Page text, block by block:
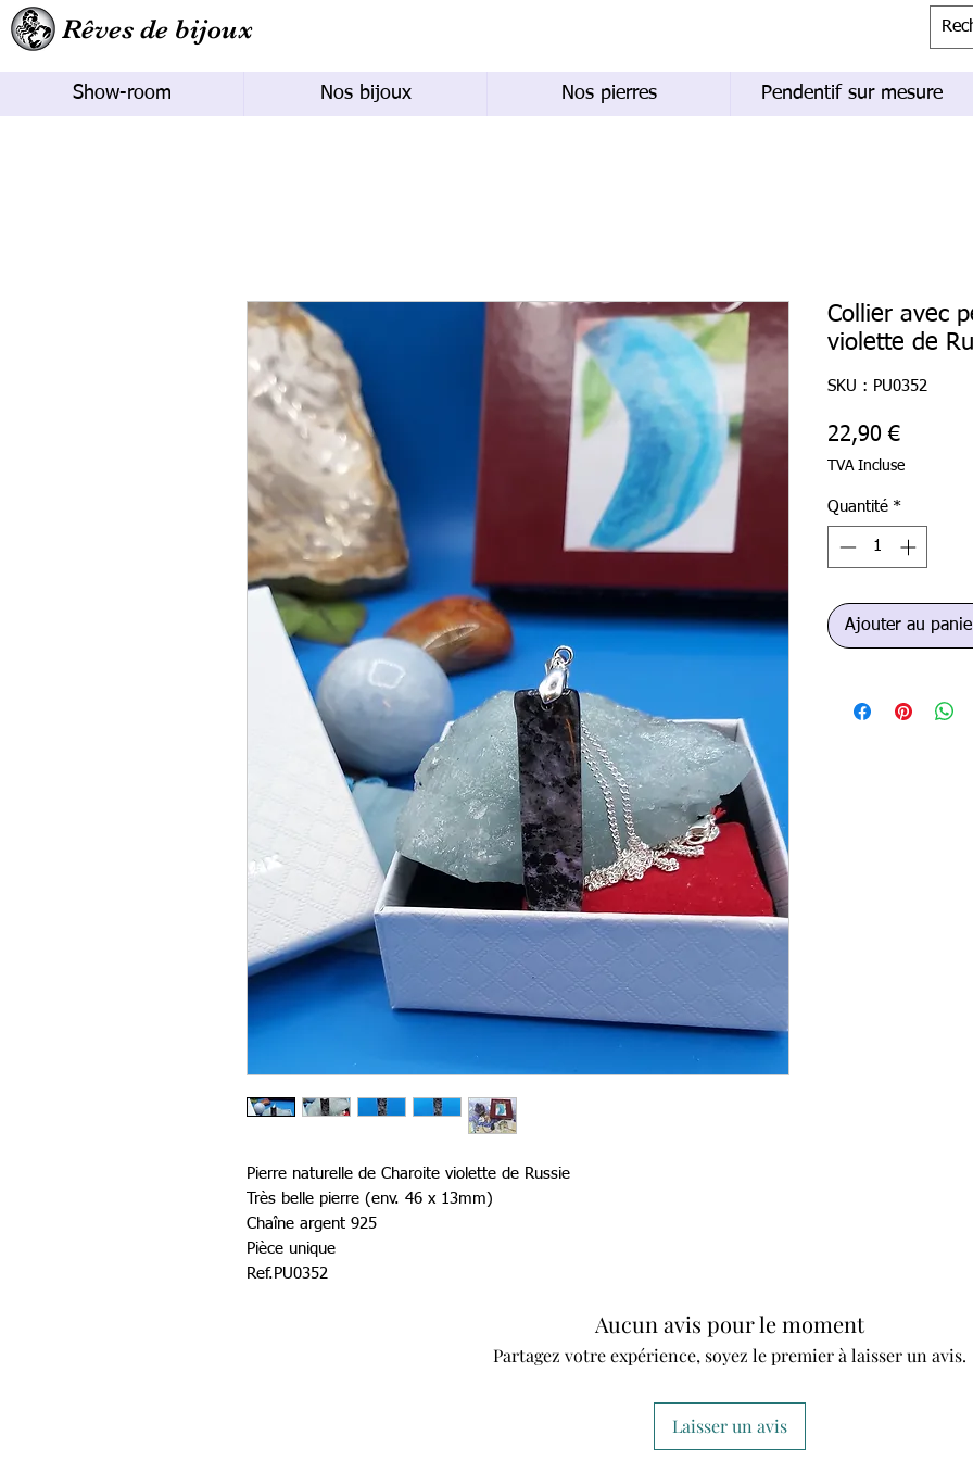
Rêves de bijoux
Show-room Nos bijoux Nos pierres Pendentif sur mesure
Pierre naturelle de Charoite violette de Russie
Très belle pierre (env. 46 x 13mm)
Chaîne argent 925
Pièce unique
Ref.PU0352
Collier avec
violette de
SKU : PU0352
22,90 €Prix
TVA Incluse
Quantité *
Ajouter au
Aucun avis pour le moment
Partagez votre expérience, soyez le premier à laisser un avis.
Laisser un avis